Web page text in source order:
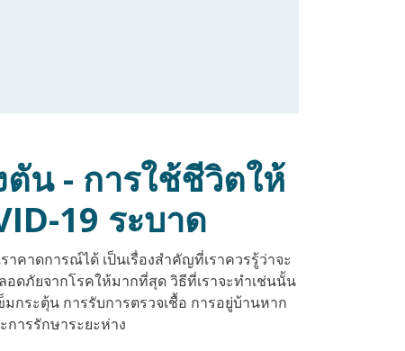
น - การใช้ชีวิตให้
19 ระบาด
าคาดการณ์ได้ เป็นเรื่องสำคัญที่เราควรรู้ว่าจะ
อดภัยจากโรคให้มากที่สุด วิธีที่เราจะทำเช่นนั้น
กระตุ้น การรับการตรวจเชื้อ การอยู่บ้านหาก
ารรักษาระยะห่าง